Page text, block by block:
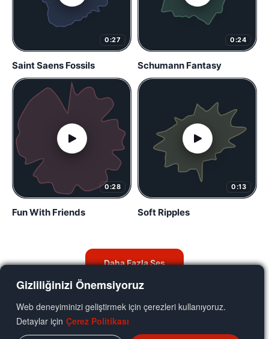
Gizliliğinizi Önemsiyoruz
Web deneyiminizi geliştirmek için çerezleri kullanıyoruz.
Detaylar için Çerez Politikası
0:27
Saint Saens Fossils
0:24
Schumann Fantasy
0:28
Fun With Friends
0:13
Soft Ripples
Daha Fazla Ses